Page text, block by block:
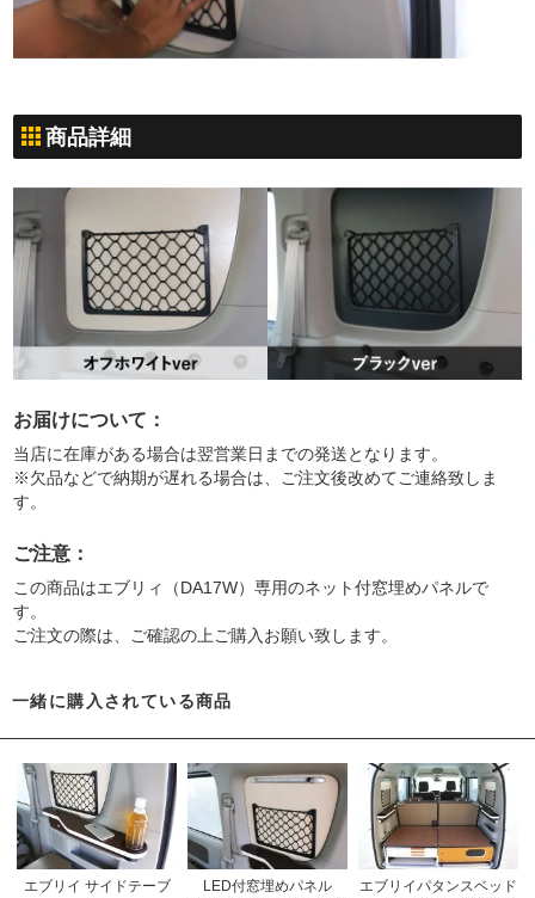
商品詳細
お届けについて：
当店に在庫がある場合は翌営業日までの発送となります。
※欠品などで納期が遅れる場合は、ご注文後改めてご連絡致しま
す。
ご注意：
この商品はエブリィ（DA17W）専用のネット付窓埋めパネルで
す。
ご注文の際は、ご確認の上ご購入お願い致します。
一緒に購入されている商品
エブリイ サイドテーブ
LED付窓埋めパネル
エブリイパタンスベッド